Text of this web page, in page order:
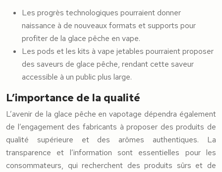
Les progrès technologiques pourraient donner
naissance à de nouveaux formats et supports pour
profiter de la glace pêche en vape.
Les pods et les kits à vape jetables pourraient proposer
des saveurs de glace pêche, rendant cette saveur
accessible à un public plus large.
L’importance de la qualité
L’avenir de la glace pêche en vapotage dépendra également
de l’engagement des fabricants à proposer des produits de
qualité supérieure et des arômes authentiques. La
transparence et l’information sont essentielles pour les
consommateurs, qui recherchent des produits sûrs et de